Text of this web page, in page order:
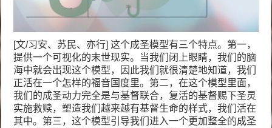
[文/习安、苏民、亦行] 这个成圣模型有三个特点。第一，
提供一个可视化的末世现实。当我们闭上眼睛，我们的脑
海中就会出现这个模型，因此我们就很清楚地知道，我们
正活在一个怎样的福音国度里。第二，在这个模型里面，
我们的成圣动力完全是与基督联合，复活的基督赐下圣灵
实施救赎，塑造我们越来越有基督生命的样式，我们活在
其中。第三，这个模型引导我们进入一个更加整全的成圣